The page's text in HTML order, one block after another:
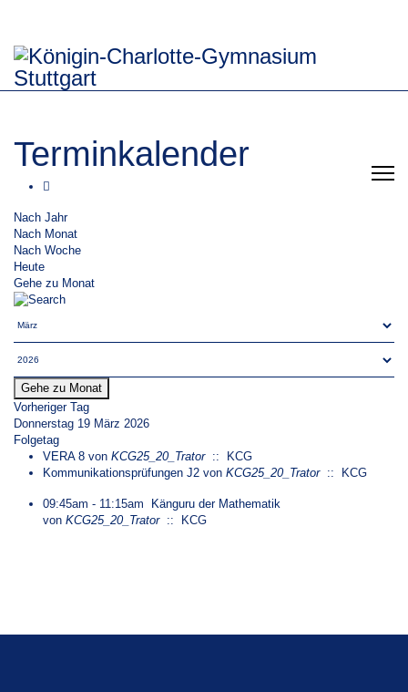
Terminkalender
Nach Jahr
Nach Monat
Nach Woche
Heute
Gehe zu Monat
Gehe zu Monat
Vorheriger Tag
Donnerstag 19 März 2026
Folgetag
VERA 8 von KCG25_20_Trator:: KCG
Kommunikationsprüfungen J2 von KCG25_20_Trator:: KCG
09:45am - 11:15am
Känguru der Mathematik
von KCG25_20_Trator:: KCG